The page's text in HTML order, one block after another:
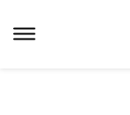
para